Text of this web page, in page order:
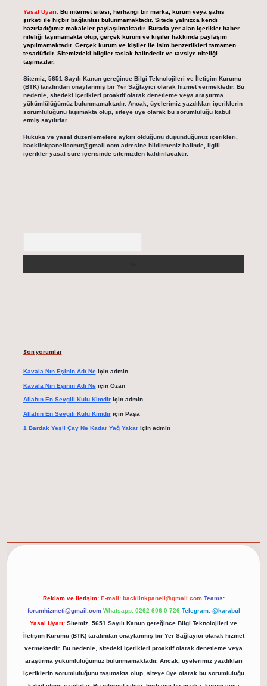
Yasal Uyarı: Bu internet sitesi, herhangi bir marka, kurum veya şahıs
şirketi ile hiçbir bağlantısı bulunmamaktadır. Sitede yalnızca kendi
hazırladığımız makaleler paylaşılmaktadır. Burada yer alan içerikler haber
niteliği taşımamakta olup, gerçek kurum ve kişiler hakkında paylaşım
yapılmamaktadır. Gerçek kurum ve kişiler ile isim benzerlikleri tamamen
tesadüfidir. Sitemizdeki bilgiler taslak halindedir ve tavsiye niteliği
taşımazlar.
Sitemiz, 5651 Sayılı Kanun gereğince Bilgi Teknolojileri ve İletişim Kurumu
(BTK) tarafından onaylanmış bir Yer Sağlayıcı olarak hizmet vermektedir. Bu
nedenle, sitedeki içerikleri proaktif olarak denetleme veya araştırma
yükümlülüğümüz bulunmamaktadır. Ancak, üyelerimiz yazdıkları içeriklerin
sorumluluğunu taşımakta olup, siteye üye olarak bu sorumluluğu kabul
etmiş sayılırlar.
Hukuka ve yasal düzenlemelere aykırı olduğunu düşündüğünüz içerikleri,
backlinkpanelicomtr@gmail.comadresine bildirmeniz halinde, ilgili
içerikler yasal süre içerisinde sitemizden kaldırılacaktır.
Son yorumlar
Kavala Nın Eşinin Adı Neiçin admin
Kavala Nın Eşinin Adı Neiçin Ozan
Allahın En Sevgili Kulu Kimdiriçin admin
Allahın En Sevgili Kulu Kimdiriçin Paşa
1 Bardak Yeşil Çay Ne Kadar Yağ Yakariçin admin
Reklam ve İletişim: E-mail: backlinkpaneli@gmail.com Teams:
forumhizmeti@gmail.com Whatsapp: 0262 606 0 726 Telegram: @karabul
Yasal Uyarı: Sitemiz, 5651 Sayılı Kanun gereğince Bilgi Teknolojileri ve
İletişim Kurumu (BTK) tarafından onaylanmış bir Yer Sağlayıcı olarak hizmet
vermektedir. Bu nedenle, sitedeki içerikleri proaktif olarak denetleme veya
araştırma yükümlülüğümüz bulunmamaktadır. Ancak, üyelerimiz yazdıkları
içeriklerin sorumluluğunu taşımakta olup, siteye üye olarak bu sorumluluğu